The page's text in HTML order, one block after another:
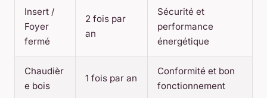
Insert /
Foyer
fermé
2 fois par
an
Sécurité et
performance
énergétique
Chaudièr
e bois
1 fois par an
Conformité et bon
fonctionnement